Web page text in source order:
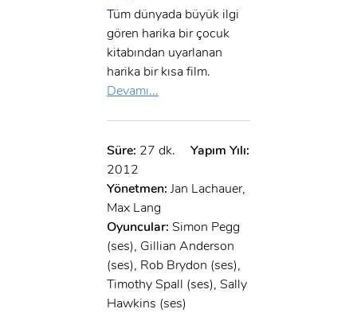
Tüm dünyada büyük ilgi
gören harika bir çocuk
kitabından uyarlanan
harika bir kısa film.
Devamı...
Süre: 27 dk.
Yapım Yılı:
2012
Yönetmen: Jan Lachauer,
Max Lang
Oyuncular: Simon Pegg
(ses), Gillian Anderson
(ses), Rob Brydon (ses),
Timothy Spall (ses), Sally
Hawkins (ses)